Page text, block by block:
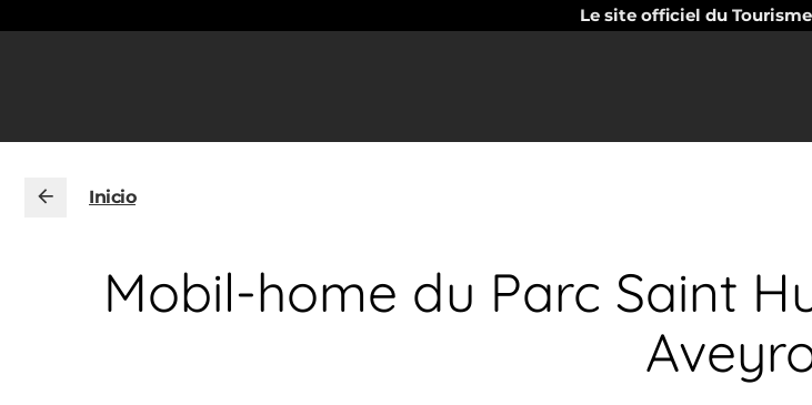
Le site officiel du
Inicio
Mobil-home du Parc Saint